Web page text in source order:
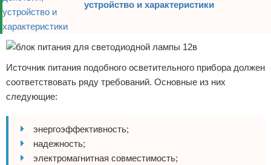
устройство и характеристики
Источник питания подобного осветительного прибора должен
соответствовать ряду требований. Основные из них
следующие:
энергоэффективность;
надежность;
электромагнитная совместимость;